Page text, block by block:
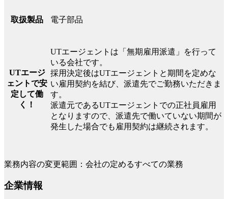
取扱製品 電子部品
UTエージ
ェントで安
定して働
く！
UTエージェントは「無期雇用派遣」を行って
いる会社です。
採用決定後はUTエージェントと期間を定めな
い雇用契約を結び、派遣先でご勤務いただきま
す。
派遣元であるUTエージェントでの正社員雇用
となりますので、派遣先で働いていない期間が
発生した場合でも雇用契約は継続されます。
業務内容の変更範囲：会社の定めるすべての業務
企業情報